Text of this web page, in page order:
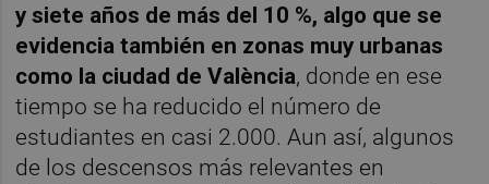
y siete años de más del 10 %, algo que se
evidencia también en zonas muy urbanas
como la ciudad de València, donde en ese
tiempo se ha reducido el número de
estudiantes en casi 2.000. Aun así, algunos
de los descensos más relevantes en